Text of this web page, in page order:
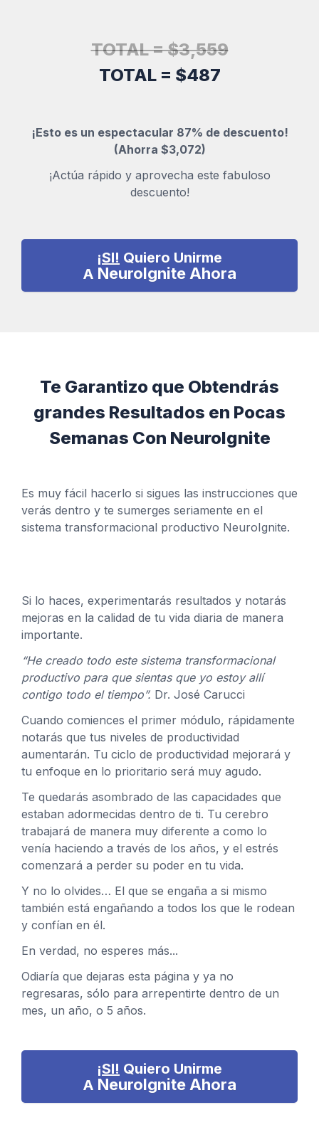
TOTAL = $3,559
TOTAL = $487
¡Esto es un espectacular 87% de descuento!
(Ahorra $3,072)
¡Actúa rápido y aprovecha este fabuloso
descuento!
¡SI! Quiero Unirme
A NeuroIgniteAhora
Te Garantizo que Obtendrás
grandes Resultados en Pocas
Semanas Con NeuroIgnite
Es muy fácil hacerlo si sigues las instrucciones que
verás dentro y te sumerges seriamente en el
sistema transformacional productivo NeuroIgnite.
Si lo haces, experimentarás resultados y notarás
mejoras en la calidad de tu vida diaria de manera
importante.
“He creado todo este sistema transformacional
productivo para que sientas que yo estoy allí
contigo todo el tiempo”. Dr. José Carucci
Cuando comiences el primer módulo, rápidamente
notarás que tus niveles de productividad
aumentarán. Tu ciclo de productividad mejorará y
tu enfoque en lo prioritario será muy agudo.
Te quedarás asombrado de las capacidades que
estaban adormecidas dentro de ti. Tu cerebro
trabajará de manera muy diferente a como lo
venía haciendo a través de los años, y el estrés
comenzará a perder su poder en tu vida.
Y no lo olvides… El que se engaña a si mismo
también está engañando a todos los que le rodean
y confían en él.
En verdad, no esperes más...
Odiaría que dejaras esta página y ya no
regresaras, sólo para arrepentirte dentro de un
mes, un año, o 5 años.
¡SI! Quiero Unirme
A NeuroIgniteAhora